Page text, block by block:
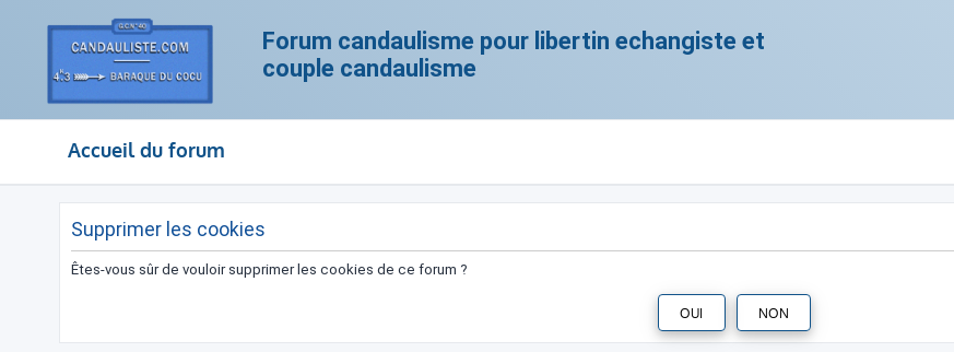
Forum candaulisme pour libertin echangiste et
couple candaulisme
Accueil du forum
Supprimer les cookies
Êtes-vous sûr de vouloir supprimer les cookies de ce forum ?